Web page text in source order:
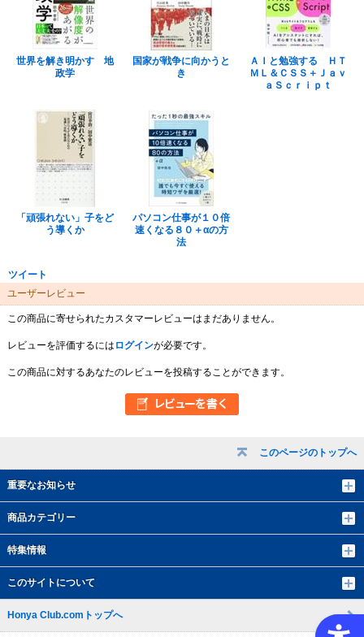
このページのトップへ
重要なお知らせ
商品カテゴリー
特集情報
このサイトについて
世界を解き明かす 地
政学
国家が戦争に向かうと
き
ＡＩと勉強する ＨＴ
ＭＬ＆ＣＳＳ＋Ｊａｖ
ａＳｃｒｉｐｔ
「頑張れない」子をど
う導くか
パソコン仕事が１０倍
速くなる８０＋αの方
法
ツイート
ユーザーレビュー
この商品に寄せられたカスタマーレビューはまだありません。
レビューを評価するには ログインが必要です。
この商品に対するあなたのレビューを投稿することができます。
Honya Club.comトップへ